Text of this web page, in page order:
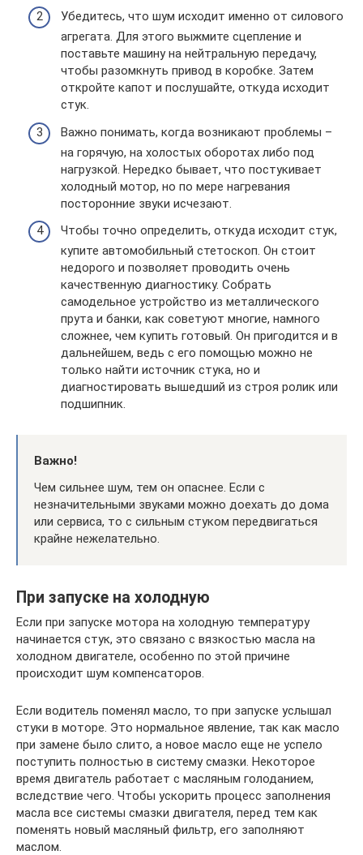
Убедитесь, что шум исходит именно от силового
агрегата. Для этого выжмите сцепление и
поставьте машину на нейтральную передачу,
чтобы разомкнуть привод в коробке. Затем
откройте капот и послушайте, откуда исходит
стук.
Важно понимать, когда возникают проблемы –
на горячую, на холостых оборотах либо под
нагрузкой. Нередко бывает, что постукивает
холодный мотор, но по мере нагревания
посторонние звуки исчезают.
Чтобы точно определить, откуда исходит стук,
купите автомобильный стетоскоп. Он стоит
недорого и позволяет проводить очень
качественную диагностику. Собрать
самодельное устройство из металлического
прута и банки, как советуют многие, намного
сложнее, чем купить готовый. Он пригодится и в
дальнейшем, ведь с его помощью можно не
только найти источник стука, но и
диагностировать вышедший из строя ролик или
подшипник.
Важно!
Чем сильнее шум, тем он опаснее. Если с
незначительными звуками можно доехать до дома
или сервиса, то с сильным стуком передвигаться
крайне нежелательно.
При запуске на холодную
Если при запуске мотора на холодную температуру
начинается стук, это связано с вязкостью масла на
холодном двигателе, особенно по этой причине
происходит шум компенсаторов.
Если водитель поменял масло, то при запуске услышал
стуки в моторе. Это нормальное явление, так как масло
при замене было слито, а новое масло еще не успело
поступить полностью в систему смазки. Некоторое
время двигатель работает с масляным голоданием,
вследствие чего. Чтобы ускорить процесс заполнения
масла все системы смазки двигателя, перед тем как
поменять новый масляный фильтр, его заполняют
маслом.